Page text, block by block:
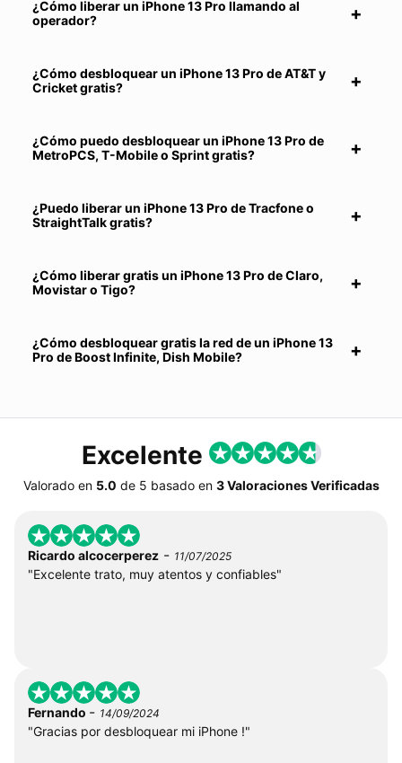
¿Cómo liberar un iPhone 13 Pro llamando al
operador?
¿Cómo desbloquear un iPhone 13 Pro de AT&T y
Cricket gratis?
¿Cómo puedo desbloquear un iPhone 13 Pro de
MetroPCS, T-Mobile o Sprint gratis?
¿Puedo liberar un iPhone 13 Pro de Tracfone o
StraightTalk gratis?
¿Cómo liberar gratis un iPhone 13 Pro de Claro,
Movistar o Tigo?
¿Cómo desbloquear gratis la red de un iPhone 13
Pro de Boost Infinite, Dish Mobile?
Excelente
Valorado en 5.0 de 5 basado en 3 Valoraciones Verificadas
Ricardo alcocerperez - 11/07/2025
"Excelente trato, muy atentos y confiables"
Fernando - 14/09/2024
"Gracias por desbloquear mi iPhone !"